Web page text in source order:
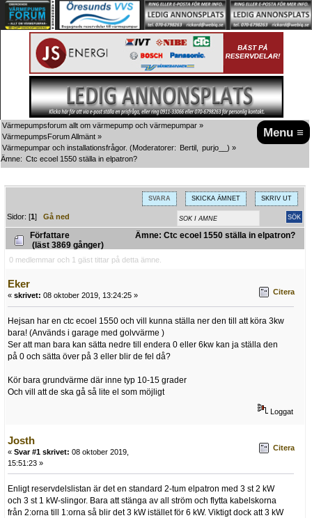
Menu ≡
Värmepumpsforum allt om värmepump och värmepumpar »
VärmepumpsForum Allmänt »
Värmepumpar och installationsfrågor. (Moderatorer: Bertil purjo__ ) »
Ämne: Ctc ecoel 1550 ställa in elpatron?
SVARA SKICKA ÄMNET SKRIV UT
Sidor: [1]Gå ned
Författare
Ämne: Ctc ecoel 1550 ställa in elpatron?
(läst 3869 gånger)
0 medlemmar och 1 gäst tittar på detta ämne.
Eker
« skrivet: 08 oktober 2019, 13:24:25 » Citera
Hejsan har en ctc ecoel 1550 och vill kunna ställa ner den till att köra 3kw
bara! (Används i garage med golvvärme )
Ser att man bara kan sätta nedre till endera 0 eller 6kw kan ja ställa den
på 0 och sätta över på 3 eller blir de fel då?
Kör bara grundvärme där inne typ 10-15 grader
Och vill att de ska gå så lite el som möjligt
Loggat
Josth
« Svar #1 skrivet: 08 oktober 2019,
15:51:23 »
Citera
Enligt reservdelslistan är det en standard 2-tum elpatron med 3 st 2 kW
och 3 st 1 kW-slingor. Bara att stänga av all ström och flytta kabelskorna
från 2:orna till 1:orna så blir det 3 kW istället för 6 kW. Viktigt dock att 3 kW